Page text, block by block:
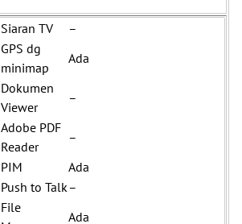
Siaran TV
–
GPS dg
minimap
Ada
Dokumen
Viewer
–
Adobe PDF
Reader
–
PIM
Ada
Push to Talk–
File
Ada